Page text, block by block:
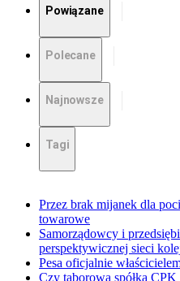
Powiązane
Polecane
Najnowsze
Tagi
Przez brak mijanek dla
towarowe
Samorządowcy i
perspektywicznej sieci
Pesa oficjalnie
Czy taborowa spółka CPK